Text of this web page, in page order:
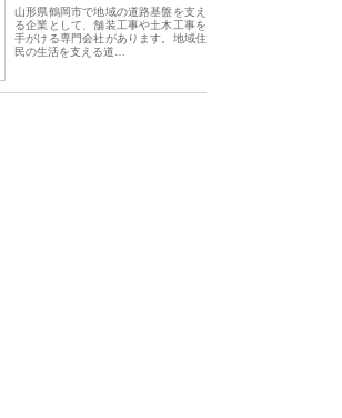
山形県鶴岡市で地域の道路基盤を支え
る企業として、舗装工事や土木工事を
手がける専門会社があります。地域住
民の生活を支える道…